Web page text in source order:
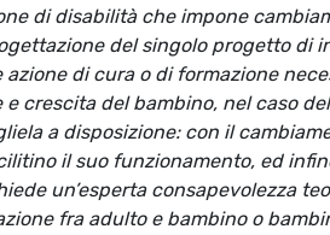
di disabilità che impone
del singolo progetto di
di cura o di formazione
crescita del bambino, nel caso
a disposizione: con il
il suo funzionamento, ed
un’esperta consapevolezza
fra adulto e bambino o